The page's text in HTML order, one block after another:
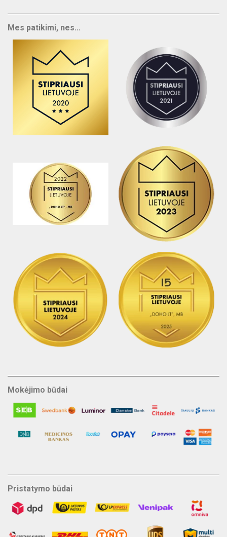
Mes patikimi, nes...
Mokėjimo būdai
Pristatymo būdai